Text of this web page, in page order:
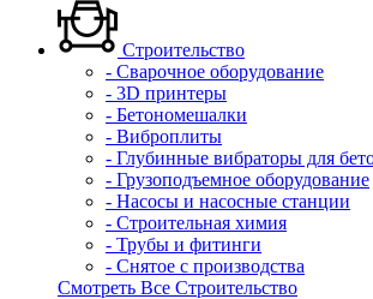
Строительство
- Сварочное оборудование
- 3D принтеры
- Бетономешалки
- Виброплиты
- Глубинные вибраторы для
- Грузоподъемное оборудование
- Насосы и насосные станции
- Строительная химия
- Трубы и фитинги
- Снятое с производства
Смотреть Все Строительство